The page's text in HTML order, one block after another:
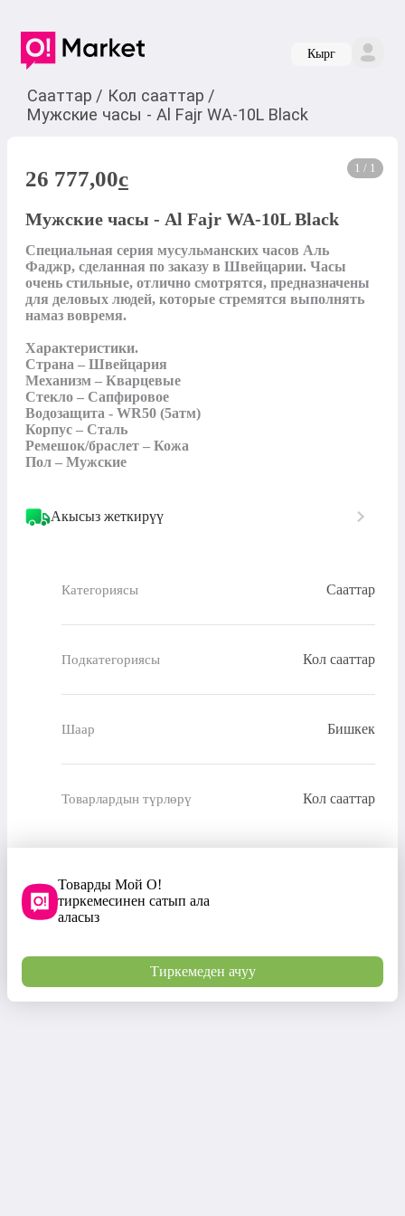
Кырг
Сааттар / Кол сааттар /
Мужские часы - Al Fajr WA-10L Black
1 / 1
26 777,00c
Мужские часы - Al Fajr WA-10L Black
Специальная серия мусульманских часов Аль
Фаджр, сделанная по заказу в Швейцарии. Часы
очень стильные, отлично смотрятся, предназначены
для деловых людей, которые стремятся выполнять
намаз вовремя.
Характеристики.
Страна – Швейцария
Механизм – Кварцевые
Стекло – Сапфировое
Водозащита - WR50 (5атм)
Корпус – Сталь
Ремешок/браслет – Кожа
Пол – Мужские
Акысыз жеткирүү
Категориясы Сааттар
Подкатегориясы Кол сааттар
Шаар Бишкек
Товарлардын түрлөрү Кол сааттар
Товарды Мой О!
тиркемесинен сатып ала
аласыз
Тиркемеден ачуу